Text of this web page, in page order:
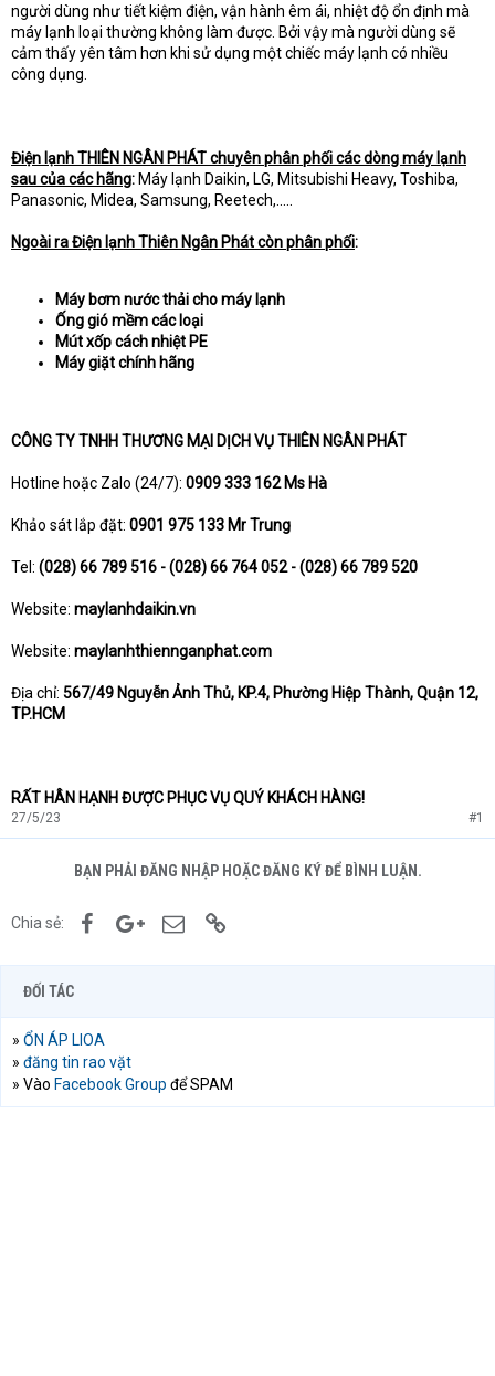
người dùng như tiết kiệm điện, vận hành êm ái, nhiệt độ ổn định mà
máy lạnh loại thường không làm được. Bởi vậy mà người dùng sẽ
cảm thấy yên tâm hơn khi sử dụng một chiếc máy lạnh có nhiều
công dụng.
Điện lạnh THIÊN NGÂN PHÁT chuyên phân phối các dòng máy lạnh
sau của các hãng: Máy lạnh Daikin, LG, Mitsubishi Heavy, Toshiba,
Panasonic, Midea, Samsung, Reetech,.....
Ngoài ra Điện lạnh Thiên Ngân Phát còn phân phối:
Máy bơm nước thải cho máy lạnh
Ống gió mềm các loại
Mút xốp cách nhiệt PE
Máy giặt chính hãng
CÔNG TY TNHH THƯƠNG MẠI DỊCH VỤ THIÊN NGÂN PHÁT
Hotline hoặc Zalo (24/7): 0909 333 162 Ms Hà
Khảo sát lắp đặt: 0901 975 133 Mr Trung
Tel: (028) 66 789 516 - (028) 66 764 052 - (028) 66 789 520
Website: maylanhdaikin.vn
Website: maylanhthiennganphat.com
Địa chỉ: 567/49 Nguyễn Ảnh Thủ, KP.4, Phường Hiệp Thành, Quận 12,
TP.HCM
RẤT HÂN HẠNH ĐƯỢC PHỤC VỤ QUÝ KHÁCH HÀNG!
27/5/23 #1
BẠN PHẢI ĐĂNG NHẬP HOẶC ĐĂNG KÝ ĐỂ BÌNH LUẬN.
Chia sẻ: FacebookGoogle+Email
ĐỐI TÁC
» ỔN ÁP LIOA
» đăng tin rao vặt
» Vào Facebook Group để SPAM